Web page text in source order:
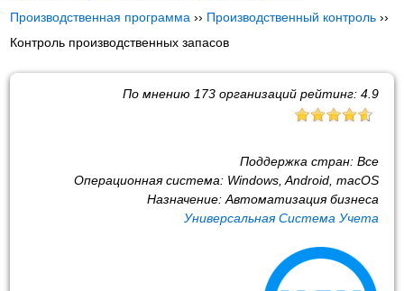
Производственная программа ›› Производственный контроль ››
Контроль производственных запасов
По мнению 173организаций рейтинг: 4.9
Поддержка стран: Все
Операционная система: Windows, Android, macOS
Назначение: Автоматизация бизнеса
Универсальная Система Учета